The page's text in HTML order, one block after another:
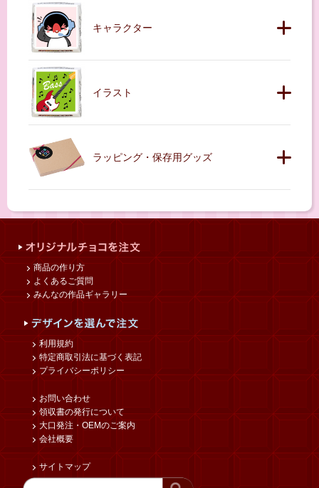
キャラクター
イラスト
ラッピング・保存用グッズ
商品の作り方
よくあるご質問
みんなの作品ギャラリー
利用規約
特定商取引法に基づく表記
プライバシーポリシー
お問い合わせ
領収書の発行について
大口発注・OEMのご案内
会社概要
サイトマップ